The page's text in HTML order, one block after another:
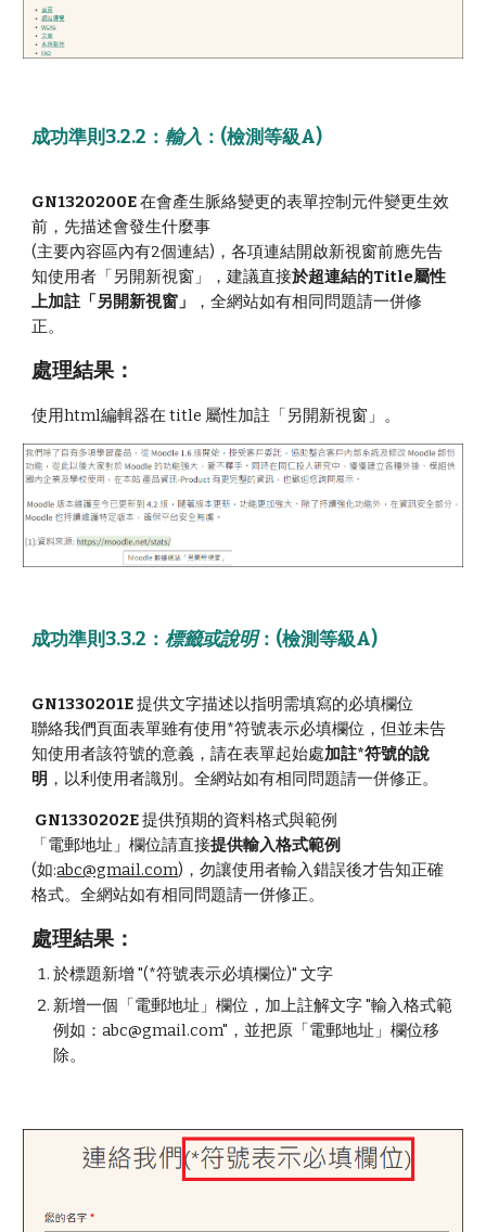
成功準則3.2.2 ：輸入 ：(檢測等級A)
GN1320200E在會產生脈絡變更的表單控制元件變更生效
前，先描述會發生什麼事
(主要內容區內有2個連結)，各項連結開啟新視窗前應先告
知使用者「另開新視窗」，建議直接於超連結的Title屬性
上加註「另開新視窗」
，全網站如有相同問題請一併修
正。
處理結果：
使用html編輯器在 title 屬性加註「另開新視窗」。
成功準則3.3.2 ：標籤或說明：(檢測等級A)
GN1330201E提供文字描述以指明需填寫的必填欄位
聯絡我們頁面表單雖有使用*符號表示必填欄位，但並未告
知使用者該符號的意義，請在表單起始處加註*符號的說
明 ，以利使用者識別。全網站如有相同問題請一併修正。
GN1330202E提供預期的資料格式與範例
「電郵地址」欄位請直接提供輸入格式範例
(如:abc@gmail.com)，勿讓使用者輸入錯誤後才告知正確
格式。全網站如有相同問題請一併修正。
處理結果：
於標題新增 "(*符號表示必填欄位)" 文字
新增一個「電郵地址」欄位，加上註解文字 "輸入格式範
例如：abc@gmail.com"，並把原「電郵地址」欄位移
除。